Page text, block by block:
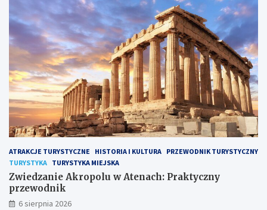
ATRAKCJE TURYSTYCZNE HISTORIA I KULTURA PRZEWODNIK TURYSTYCZNY
TURYSTYKA TURYSTYKA MIEJSKA
Zwiedzanie Akropolu w Atenach: Praktyczny
przewodnik
6 sierpnia 2026